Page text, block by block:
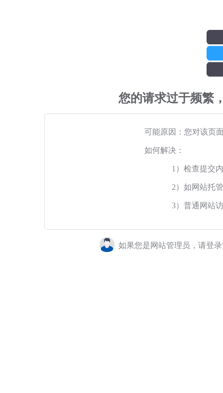
您的请求过于频繁
可能原因：您对该页
如何解决：
1）检查提交
2）如网站托
3）普通网站
如果您是网站管理员，请登